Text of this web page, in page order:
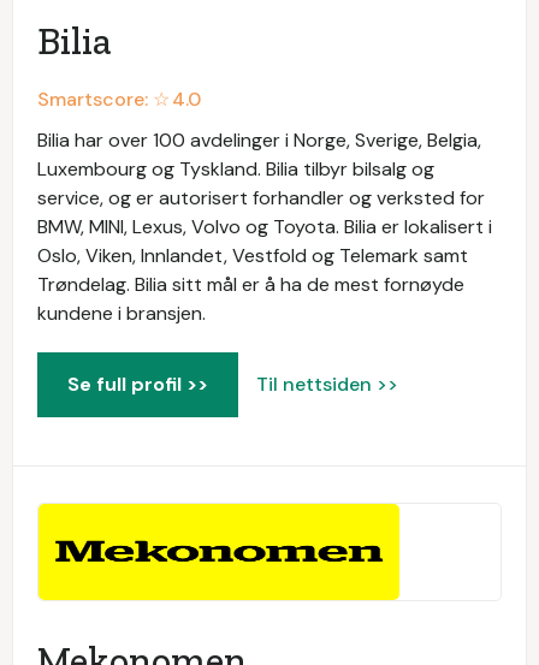
Bilia
Smartscore: ☆4.0
Bilia har over 100 avdelinger i Norge, Sverige, Belgia,
Luxembourg og Tyskland. Bilia tilbyr bilsalg og
service, og er autorisert forhandler og verksted for
BMW, MINI, Lexus, Volvo og Toyota. Bilia er lokalisert i
Oslo, Viken, Innlandet, Vestfold og Telemark samt
Trøndelag. Bilia sitt mål er å ha de mest fornøyde
kundene i bransjen.
Se full profil >> Til nettsiden >>